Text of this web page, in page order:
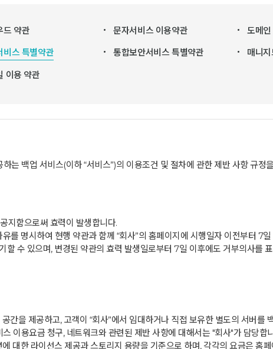
드 약관 문자서비스 이용약관 도메
비스 특별약관 통합보안서비스 특별약관 매니
이용 약관
는 백업 서비스(이하 “서비스”)의 이용조건 및 절차에 관한 제반 사항 규정
함으로써 효력이 발생합니다.
를 명시하여 현행 약관과 함께 “회사”의 홈페이지에 시행일자 이전부터 7
수 있으며, 변경된 약관의 효력 발생일로부터 7일 이후에도 거부의사를
을 제공하고, 고객이 “회사”에서 임대하거나 직접 보유한 별도의 서버를
이용요금 청구, 네트워크와 관련된 제반 사항에 대해서는 "회사"가 담당합
대한 라이선스 제공과 스토리지 용량을 기준으로 하며, 각각의 요금은